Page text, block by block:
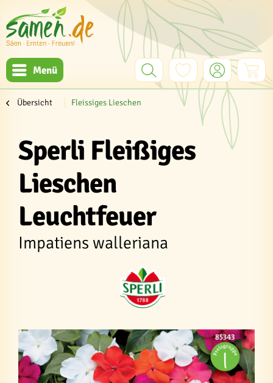
Menü
Übersicht Fleissiges Lieschen
Sperli Fleißiges
Lieschen
Leuchtfeuer
Impatiens walleriana